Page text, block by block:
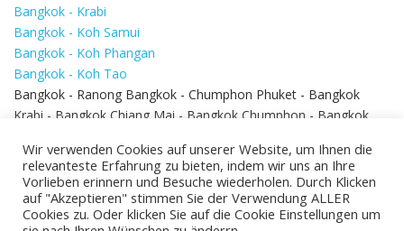
Bangkok - Krabi
Bangkok - Koh Samui
Bangkok - Koh Phangan
Bangkok - Koh Tao
Bangkok - Ranong Bangkok - Chumphon Phuket - Bangkok
Krabi - Bangkok Chiang Mai - Bangkok Chumphon - Bangkok
Bangkok - Hua Hin
Wir verwenden Cookies auf unserer Website, um Ihnen die
relevanteste Erfahrung zu bieten, indem wir uns an Ihre
Vorlieben erinnern und Besuche wiederholen. Durch Klicken
auf "Akzeptieren" stimmen Sie der Verwendung ALLER
Cookies zu. Oder klicken Sie auf die Cookie Einstellungen um